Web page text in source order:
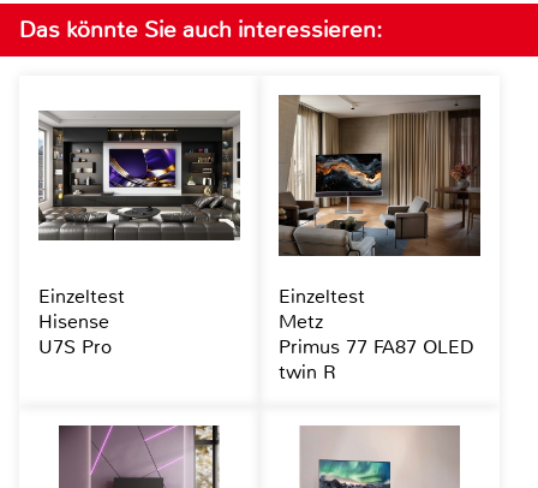
Das könnte Sie auch interessieren:
Einzeltest
Hisense
U7S Pro
Einzeltest
Metz
Primus 77 FA87 OLED
twin R